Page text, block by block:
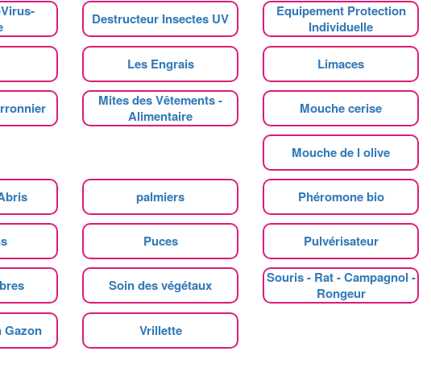
Destructeur Insectes UV
Equipement Protection
Individuelle
Les Engrais Limaces
Mites des Vêtements -
Alimentaire
Mouche cerise
Mouche de l olive
palmiers Phéromone bio
Puces Pulvérisateur
Soin des végétaux
Souris - Rat - Campagnol -
Rongeur
Gazon Vrillette